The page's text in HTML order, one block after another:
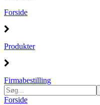
Forside
Produkter
Firmabestilling
Forside